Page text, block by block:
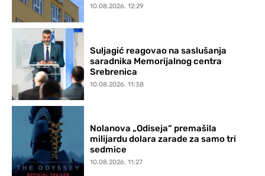
10.08.2026. 12:29
Suljagić reagovao na saslušanja
saradnika Memorijalnog centra
Srebrenica
10.08.2026. 11:38
Nolanova „Odiseja“ premašila
milijardu dolara zarade za samo tri
sedmice
10.08.2026. 11:27